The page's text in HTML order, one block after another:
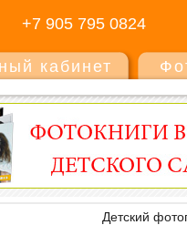
+7 905 795 0824
кабинет
Детский